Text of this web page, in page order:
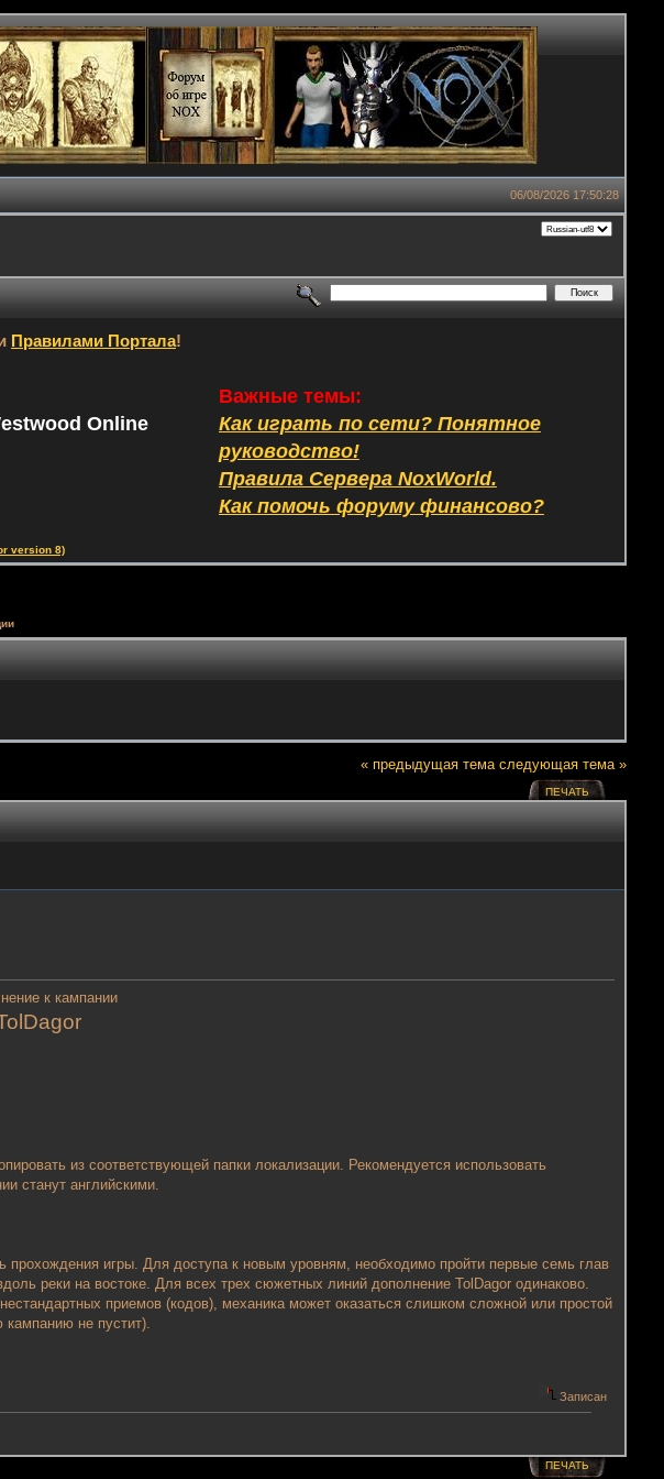
06/08/2026 17:50:28
Правилами Портала!
Online
Важные темы:
Как играть по сети? Понятное
руководство!
Правила Сервера NoxWorld.
Как помочь форуму финансово?
version 8)
« предыдущая тема следующая тема »
ПЕЧАТЬ
к кампании
из соответствующей папки локализации. Рекомендуется использовать
станут английскими.
игры. Для доступа к новым уровням, необходимо пройти первые семь глав
реки на востоке. Для всех трех сюжетных линий дополнение TolDagor одинаково.
приемов (кодов), механика может оказаться слишком сложной или простой
не пустит).
Записан
ПЕЧАТЬ